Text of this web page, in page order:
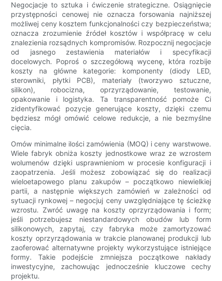
Negocjacje to sztuka i ćwiczenie strategiczne. Osiągnięcie
przystępności cenowej nie oznacza forsowania najniższej
możliwej ceny kosztem funkcjonalności czy bezpieczeństwa;
oznacza zrozumienie źródeł kosztów i współpracę w celu
znalezienia rozsądnych kompromisów. Rozpocznij negocjacje
od jasnego zestawienia materiałów i specyfikacji
docelowych. Poproś o szczegółową wycenę, która rozbije
koszty na główne kategorie: komponenty (diody LED,
sterowniki, płytki PCB), materiały (tworzywo sztuczne,
silikon), robocizna, oprzyrządowanie, testowanie,
opakowanie i logistyka. Ta transparentność pomoże Ci
zidentyfikować pozycje generujące koszty, dzięki czemu
będziesz mógł omówić celowe redukcje, a nie bezmyślne
cięcia.
Omów minimalne ilości zamówienia (MOQ) i ceny warstwowe.
Wiele fabryk obniża koszty jednostkowe wraz ze wzrostem
wolumenów dzięki usprawnieniom w procesie konfiguracji i
zaopatrzenia. Jeśli możesz zobowiązać się do realizacji
wieloetapowego planu zakupów – początkowo niewielkiej
partii, a następnie większych zamówień w zależności od
sytuacji rynkowej – negocjuj ceny uwzględniające tę ścieżkę
wzrostu. Zwróć uwagę na koszty oprzyrządowania i form;
jeśli potrzebujesz niestandardowych obudów lub form
silikonowych, zapytaj, czy fabryka może zamortyzować
koszty oprzyrządowania w trakcie planowanej produkcji lub
zaoferować alternatywne projekty wykorzystujące istniejące
formy. Takie podejście zmniejsza początkowe nakłady
inwestycyjne, zachowując jednocześnie kluczowe cechy
projektu.